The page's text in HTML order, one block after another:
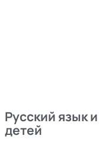
Русский язык
детей